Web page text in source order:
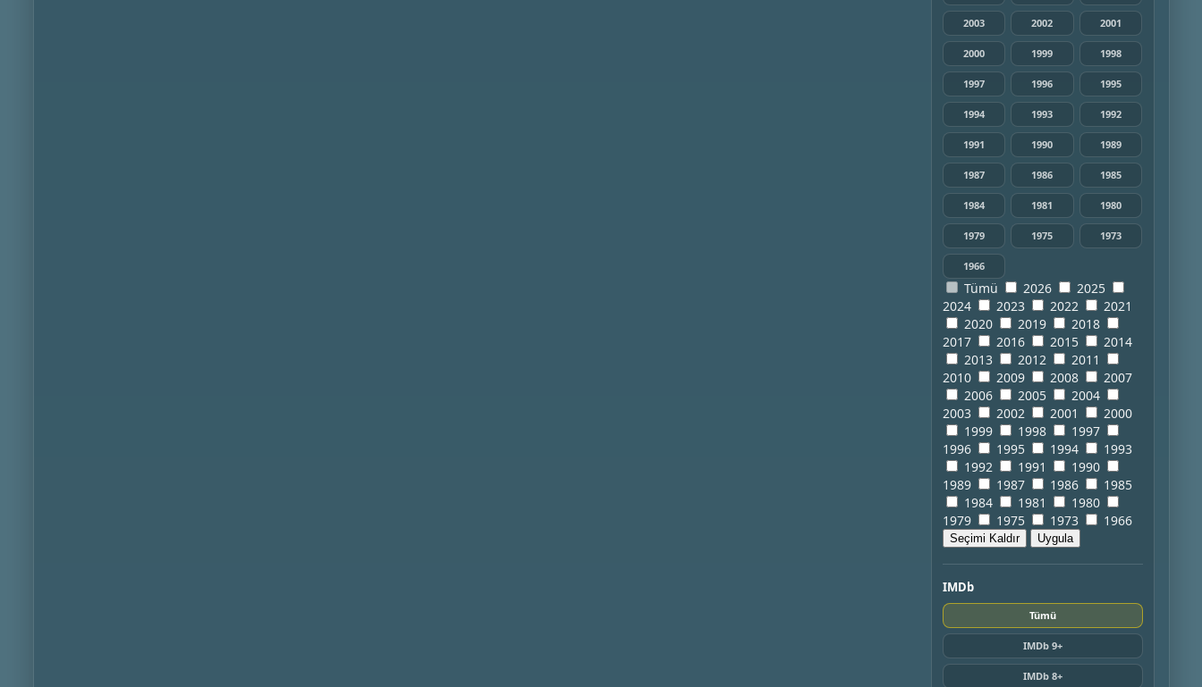
2003 2002 2001
2000 1999 1998
1997 1996 1995
1994 1993 1992
1991 1990 1989
1987 1986 1985
1984 1981 1980
1979 1975 1973
1966
Tümü 2026
2025
2024
2023 2022
2021
2020
2019
2018
2017
2016 2015
2014
2013
2012
2011
2010
2009 2008
2007
2006
2005
2004
2003
2002 2001
2000
1999
1998
1997
1996
1995 1994
1993
1992
1991
1990
1989
1987 1986
1985
1984
1981
1980
1979
1975 1973 1966
Seçimi Kaldır Uygula
IMDb
Tümü
IMDb 9+
IMDb 8+